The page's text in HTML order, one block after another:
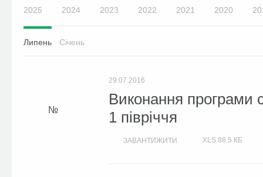
2025 2024 2023 2022 2021 2020
Липень Січень
29.07.2016
Виконання програми
1 півріччя
ЗАВАНТИЖИТИ XLS 88.5 КБ